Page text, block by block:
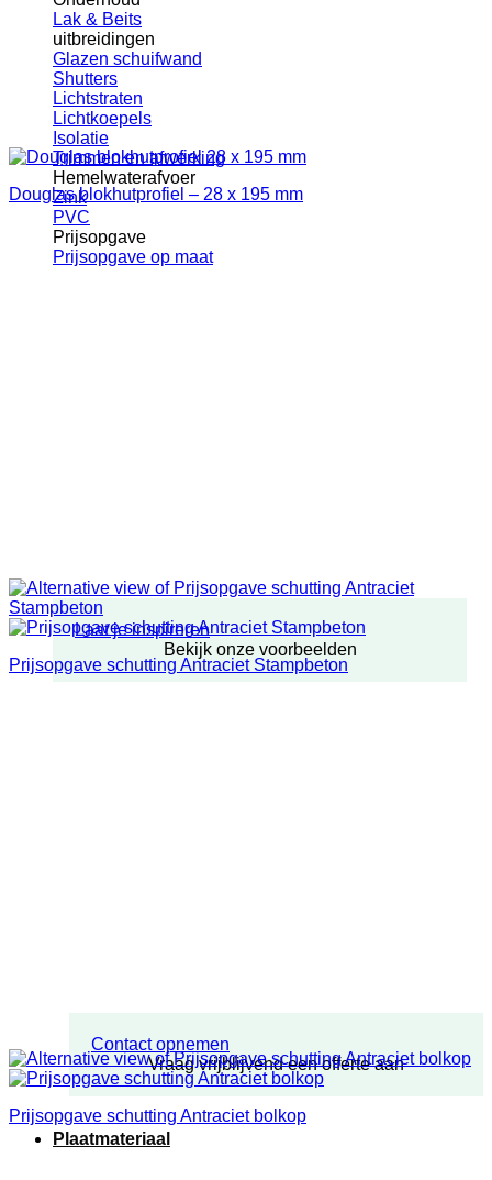
Lak & Beits
uitbreidingen
Glazen schuifwand
Shutters
Lichtstraten
Lichtkoepels
Isolatie
Trimmen en afwerking
Hemelwaterafvoer
Zink
PVC
Prijsopgave
Prijsopgave op maat
Laat je inspireren
Bekijk onze voorbeelden
Contact opnemen
Vraag vrijblijvend een offerte aan
Plaatmateriaal
Douglas blokhutprofiel – 28 x 195 mm
Prijsopgave schutting Antraciet Stampbeton
Prijsopgave schutting Antraciet bolkop